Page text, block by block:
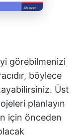
görebilmenizi
böylece
Üst
planlayın
için önceden